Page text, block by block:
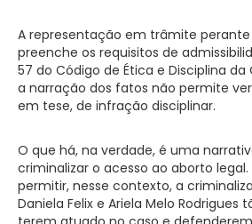
A representação em trâmite perante
preenche os requisitos de
57 do Código de Ética e Disciplina da
a narração dos fatos não permite
em tese, de infração disciplinar.
O que há, na verdade, é uma
criminalizar o acesso ao aborto legal.
permitir, nesse contexto, a
Daniela Felix e Ariela Melo Rodrigues